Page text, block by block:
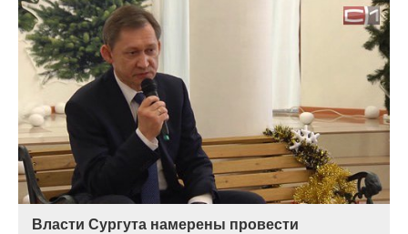
Власти Сургута намерены провести